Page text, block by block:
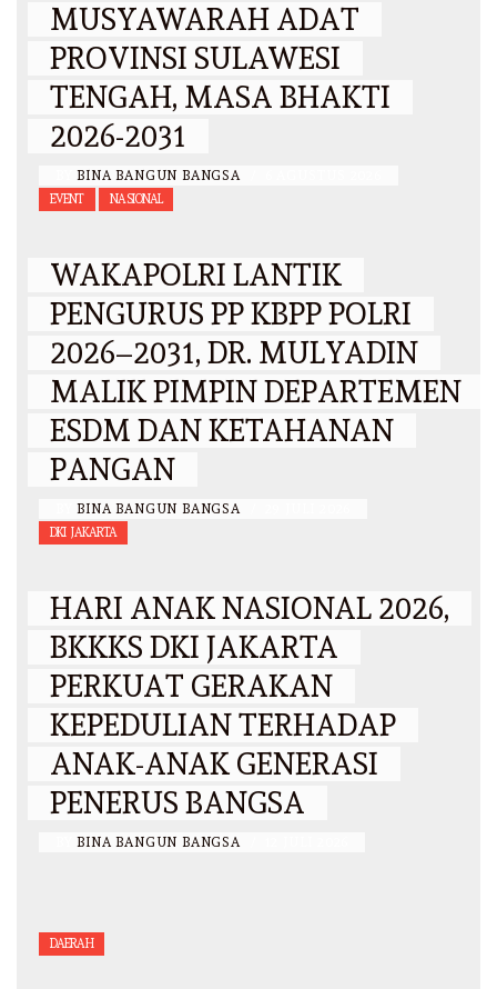
MUSYAWARAH ADAT
PROVINSI SULAWESI
TENGAH, MASA BHAKTI
2026-2031
BINA BANGUN BANGSA
EVENT NASIONAL
WAKAPOLRI LANTIK
PENGURUS PP KBPP POLRI
2026–2031, DR. MULYADIN
MALIK PIMPIN DEPARTEMEN
ESDM DAN KETAHANAN
PANGAN
BINA BANGUN BANGSA
DKI JAKARTA
HARI ANAK NASIONAL 2026,
BKKKS DKI JAKARTA
PERKUAT GERAKAN
KEPEDULIAN TERHADAP
ANAK-ANAK GENERASI
PENERUS BANGSA
BINA BANGUN BANGSA
DAERAH